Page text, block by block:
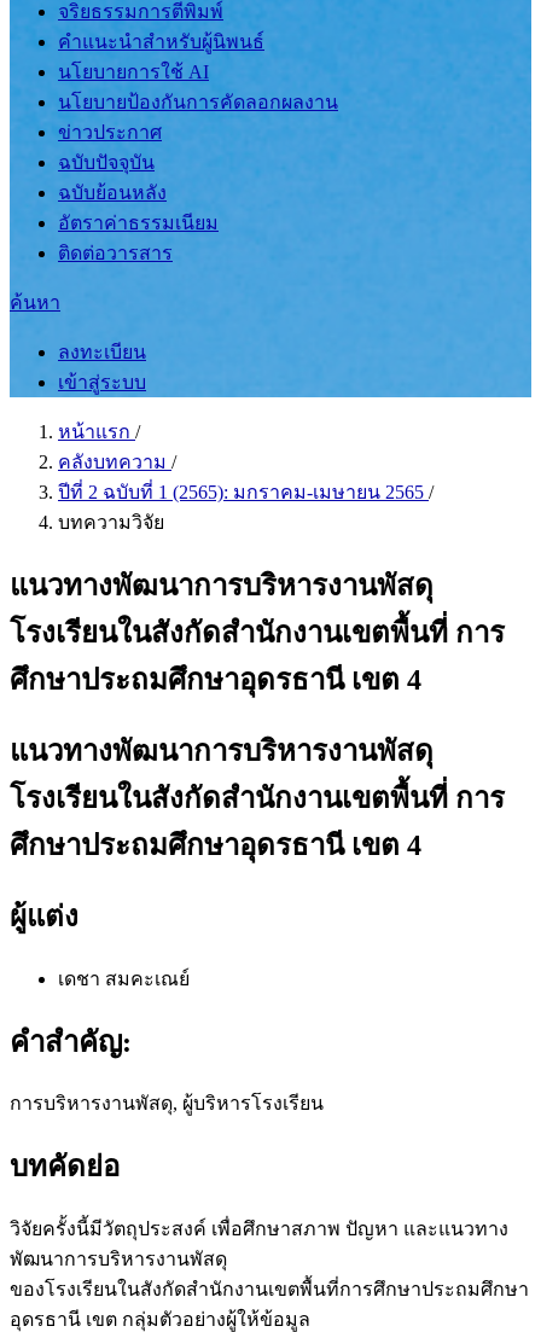
จริยธรรมการตีพิมพ์
คำแนะนำสำหรับผู้นิพนธ์
นโยบายการใช้ AI
นโยบายป้องกันการคัดลอกผลงาน
ข่าวประกาศ
ฉบับปัจจุบัน
ฉบับย้อนหลัง
อัตราค่าธรรมเนียม
ติดต่อวารสาร
ค้นหา
ลงทะเบียน
เข้าสู่ระบบ
หน้าแรก /
คลังบทความ /
ปีที่ 2 ฉบับที่ 1 (2565): มกราคม-เมษายน 2565 /
บทความวิจัย
แนวทางพัฒนาการบริหารงานพัสดุ
โรงเรียนในสังกัดสำนักงานเขตพื้นที่ การ
ศึกษาประถมศึกษาอุดรธานี เขต 4
แนวทางพัฒนาการบริหารงานพัสดุ
โรงเรียนในสังกัดสำนักงานเขตพื้นที่ การ
ศึกษาประถมศึกษาอุดรธานี เขต 4
ผู้แต่ง
เดชา สมคะเณย์
คำสำคัญ:
การบริหารงานพัสดุ, ผู้บริหารโรงเรียน
บทคัดย่อ
วิจัยครั้งนี้มีวัตถุประสงค์ เพื่อศึกษาสภาพ ปัญหา และแนวทาง
พัฒนาการบริหารงานพัสดุ
ของโรงเรียนในสังกัดสำนักงานเขตพื้นที่การศึกษาประถมศึกษา
อุดรธานี เขต กลุ่มตัวอย่างผู้ให้ข้อมูล